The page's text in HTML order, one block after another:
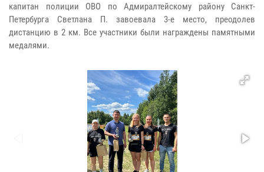
капитан полиции ОВО по Адмиралтейскому району Санкт-
Петербурга Светлана П. завоевала 3-е место, преодолев
дистанцию в 2 км. Все участники были награждены памятными
медалями.